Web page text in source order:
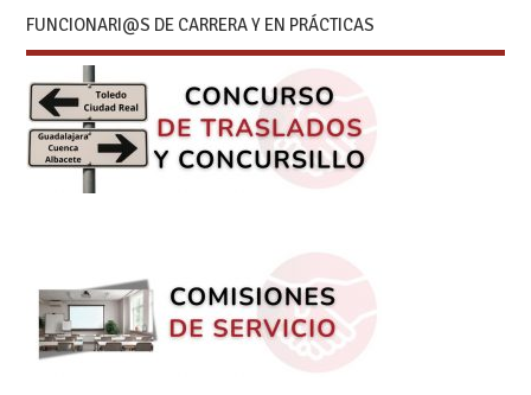
FUNCIONARI@S DE CARRERA Y EN PRÁCTICAS